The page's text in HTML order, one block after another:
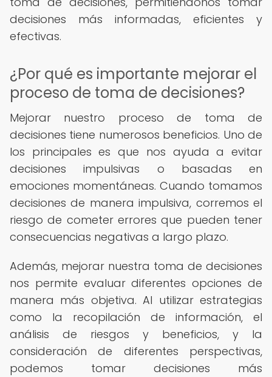
decisiones más informadas, eficientes y
efectivas.
¿Por qué es importante mejorar el
proceso de toma de decisiones?
Mejorar nuestro proceso de toma de
decisiones tiene numerosos beneficios. Uno de
los principales es que nos ayuda a evitar
decisiones impulsivas o basadas en
emociones momentáneas. Cuando tomamos
decisiones de manera impulsiva, corremos el
riesgo de cometer errores que pueden tener
consecuencias negativas a largo plazo.
Además, mejorar nuestra toma de decisiones
nos permite evaluar diferentes opciones de
manera más objetiva. Al utilizar estrategias
como la recopilación de información, el
análisis de riesgos y beneficios, y la
consideración de diferentes perspectivas,
podemos tomar decisiones más